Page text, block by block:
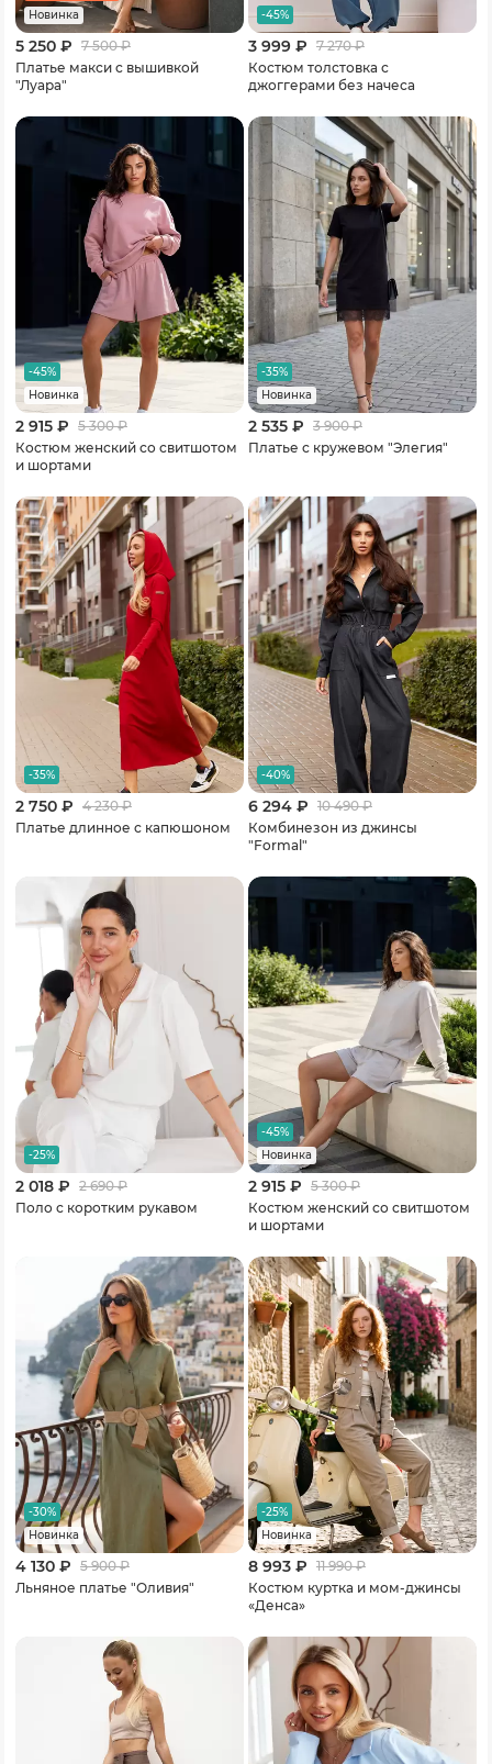
Новинка
5 250 ₽ 7 500₽
Платье макси с вышивкой
"Луара"
-45%
3 999 ₽ 7 270₽
Костюм толстовка с
джоггерами без начеса
-45%
Новинка
2 915 ₽ 5 300₽
Костюм женский со свитшотом
и шортами
-35%
Новинка
2 535 ₽ 3 900₽
Платье с кружевом "Элегия"
-35%
2 750 ₽ 4 230₽
Платье длинное с капюшоном
-40%
6 294 ₽ 10 490₽
Комбинезон из джинсы
"Formal"
-25%
2 018 ₽ 2 690₽
Поло с коротким рукавом
-45%
Новинка
2 915 ₽ 5 300₽
Костюм женский со свитшотом
и шортами
-30%
Новинка
4 130 ₽ 5 900₽
Льняное платье "Оливия"
-25%
Новинка
8 993 ₽ 11 990₽
Костюм куртка и мом-джинсы
«Денса»